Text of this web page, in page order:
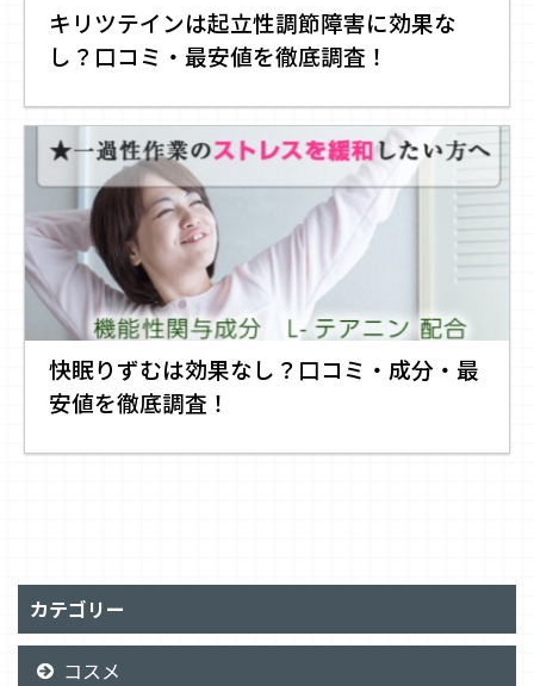
キリツテインは起立性調節障害に効果な
し？口コミ・最安値を徹底調査！
快眠りずむは効果なし？口コミ・成分・最
安値を徹底調査！
カテゴリー
コスメ